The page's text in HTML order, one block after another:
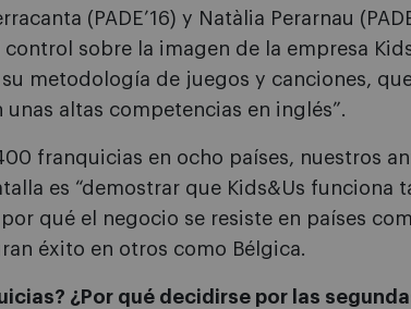
(PADE’16) y Natàlia Perarnau
sobre la imagen de la empresa
su metodología de juegos y canciones,
unas altas competencias en inglés”.
franquicias en ocho países, nuestros
es “demostrar que Kids&Us funciona
qué el negocio se resiste en países
éxito en otros como Bélgica.
¿Por qué decidirse por las